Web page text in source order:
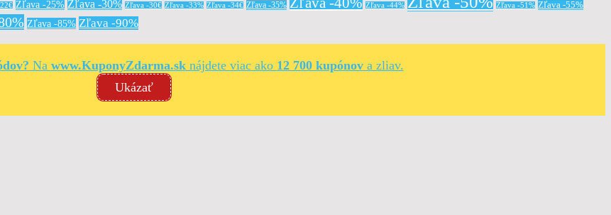
Zľava -25% Zľava -30% Zľava -30€ Zľava -33% Zľava -34€ Zľava -35% Zľava -44% Zľava -51% Zľava -55%
Zľava -85% Zľava -90%
Na www.KuponyZdarma.sknájdete viac ako 12 700 kupónova zliav.
Ukázať